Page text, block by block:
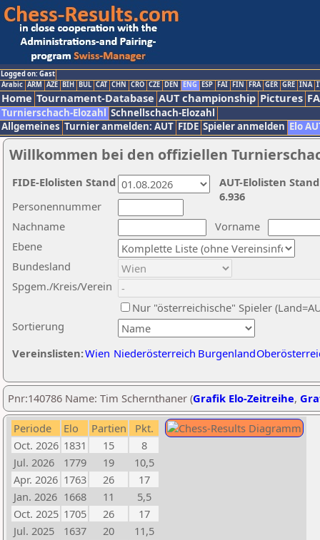
Logged on: Gast
Arabic ARM AZE BIH BUL CAT CHN CRO CZE DEN ENG ESP FAI FIN FRA GER GRE INA
Home Tournament-Database AUT championship Pictures
Turnierschach-Elozahl Schnellschach-Elozahl
Allgemeines Turnier anmelden: AUT FIDE Spieler anmelden Elo
Willkommen bei den offiziellen
Nachname
Vorname
Ebene
Sortierung
Personennummer
Bundesland
Spgem./Kreis/Verein
Nur "österreichische" Spieler
Vereinslisten:Wien Niederösterreich Burgenland
AUT-Elolisten
6.936
FIDE-Elolisten Stand
Pnr:140786 Name: Tim Schernthaner (Grafik Elo-Zeitreihe,
Periode Elo Partien
Pkt.
Oct. 2026 1831 15
8
Jul. 2026
1779 19
10,5
Apr. 2026 1763 26
17
Jan. 2026 1668 11
5,5
Oct. 2025 1705 26
17
Jul. 2025
1637 20
11,5